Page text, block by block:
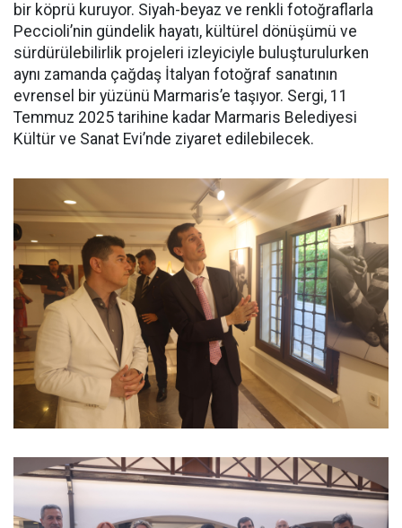
bir köprü kuruyor. Siyah-beyaz ve renkli fotoğraflarla
Peccioli’nin gündelik hayatı, kültürel dönüşümü ve
sürdürülebilirlik projeleri izleyiciyle buluşturulurken
aynı zamanda çağdaş İtalyan fotoğraf sanatının
evrensel bir yüzünü Marmaris’e taşıyor. Sergi, 11
Temmuz 2025 tarihine kadar Marmaris Belediyesi
Kültür ve Sanat Evi’nde ziyaret edilebilecek.